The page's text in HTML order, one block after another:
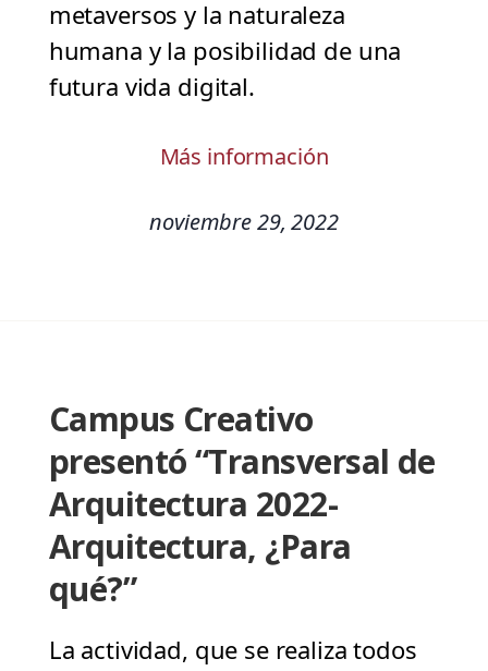
metaversos y la naturaleza
humana y la posibilidad de una
futura vida digital.
Más información
noviembre 29, 2022
Campus Creativo
presentó “Transversal de
Arquitectura 2022-
Arquitectura, ¿Para
qué?”
La actividad, que se realiza todos